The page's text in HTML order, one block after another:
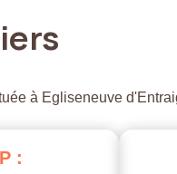
à Egliseneuve
: